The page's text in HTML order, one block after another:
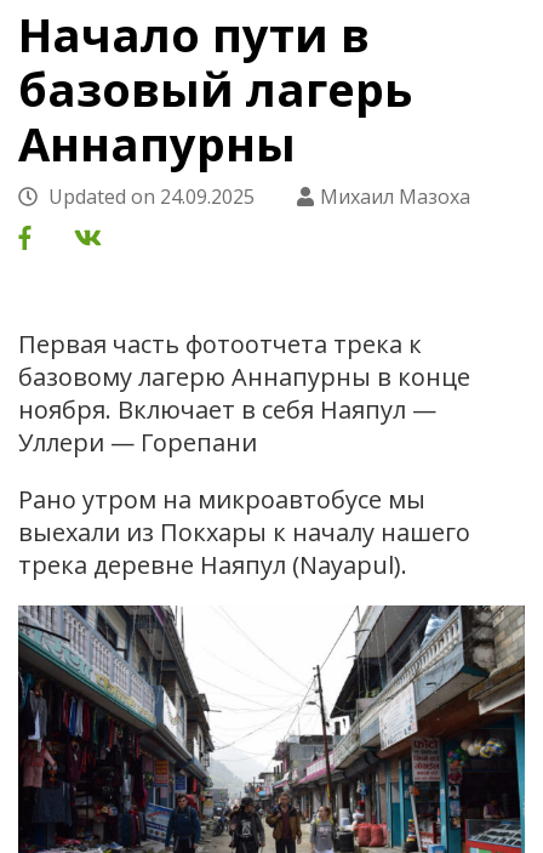
Начало пути в
базовый лагерь
Аннапурны
Updated on 24.09.2025 Михаил Мазоха
Первая часть фотоотчета трека к
базовому лагерю Аннапурны в конце
ноября. Включает в себя Наяпул —
Уллери — Горепани
Рано утром на микроавтобусе мы
выехали из Покхары к началу нашего
трека деревне Наяпул (Nayapul).